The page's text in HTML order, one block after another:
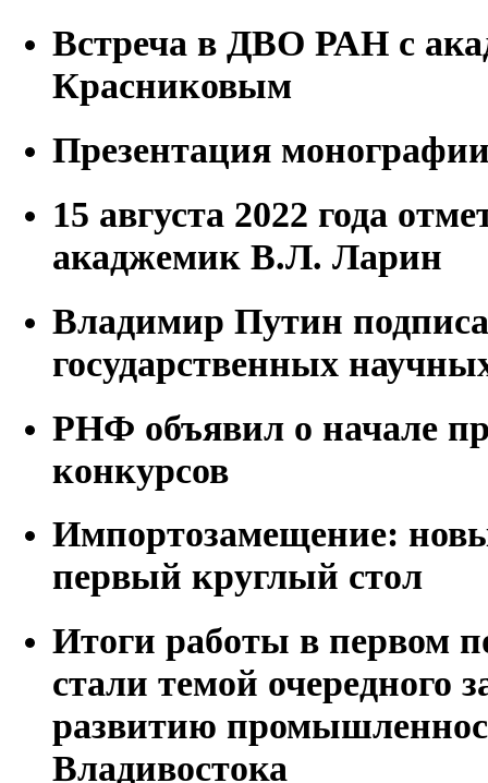
Встреча в ДВО РАН с
Красниковым
Презентация
15 августа 2022 года
акаджемик В.Л. Ларин
Владимир Путин
государственных
РНФ объявил о начале
конкурсов
Импортозамещение:
первый круглый стол
Итоги работы в первом
стали темой очередного
развитию
Владивостока